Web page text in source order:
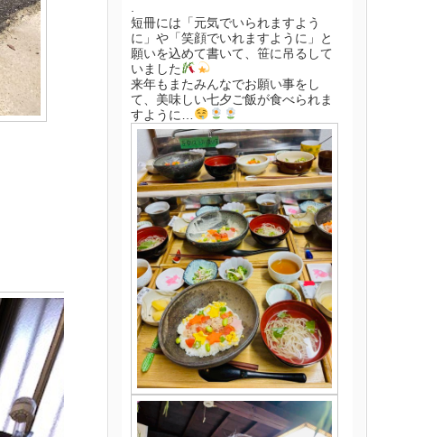
短冊には「元気でいられますよう
に」や「笑顔でいれますように」と
願いを込めて書いて、笹に吊るして
いました
来年もまたみんなでお願い事をし
て、美味しい七夕ご飯が食べられま
すように…